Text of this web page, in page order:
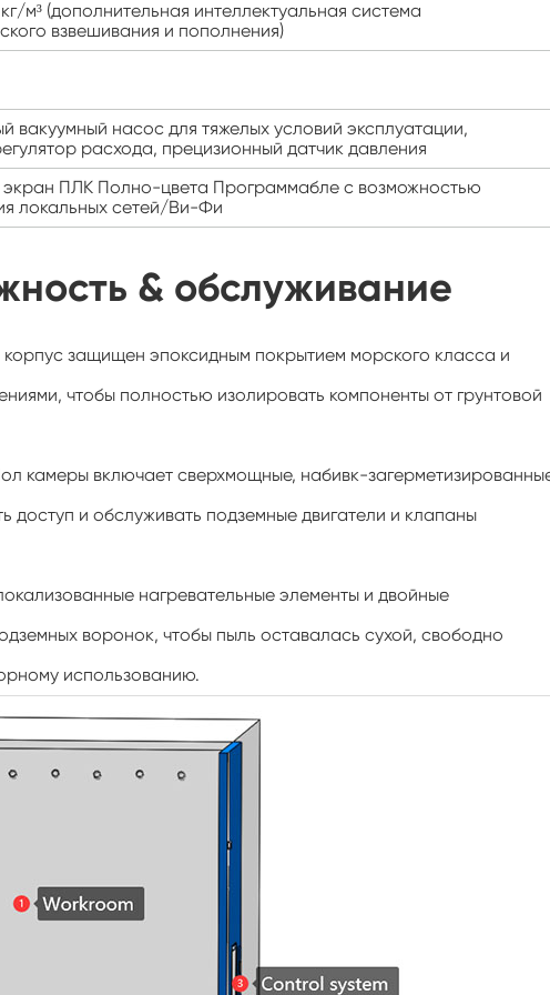
Ускоренное ход оборудование для
испытаний срока годности при годности
Холодная климатическая камера
Прогулка в камере влажности
Достигаемость-в экологической камере
Климатическая камера для
фотоэлектрических модулей (PV)
Экологическая камера Sub-zero
Испытательная камера для PV модулей
Постоянн шкаф низкой температуры
Испытательная камера PV
Камера оттаивания замораживания
Взрыв доказательство испытательной
Камера теста замораживания влажности
Климатическая камера для
фотоэлектрических испытаний
Камера лабораторного теста
м³ (дополнительная интеллектуальная система
взвешивания и пополнения)
вакуумный насос для тяжелых условий эксплуатации,
расхода, прецизионный датчик давления
ПЛК Полно-цвета Программабле с возможностью
локальных сетей/Ви-Фи
& обслуживание
защищен эпоксидным покрытием морского класса и
чтобы полностью изолировать компоненты от грунтовой
камеры включает сверхмощные, набивк-
доступ и обслуживать подземные двигатели и клапаны
нагревательные элементы и двойные
воронок, чтобы пыль оставалась сухой, свободно
использованию.